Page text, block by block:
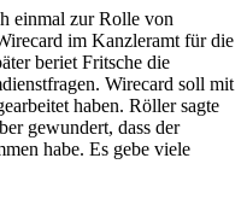
einmal zur Rolle von
im Kanzleramt für die
beriet Fritsche die
Wirecard soll mit
haben. Röller sagte
gewundert, dass der
habe. Es gebe viele